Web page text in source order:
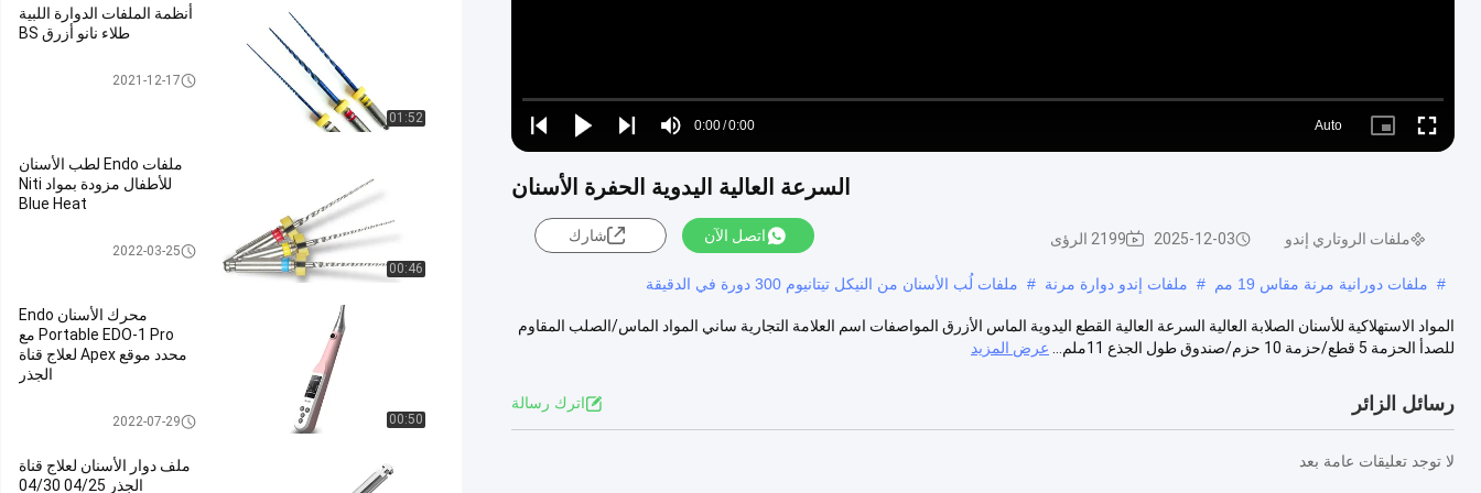
Play
Play
Play
Mute
Time
0:00/0:00
Loaded:
0%
Auto
Picture- Fullscreen
السرعة العالية اليدوية الحفرة الأسنان
ملفات الروتاري إندو 2025-12-03 2199 الرؤى اتصل الآن شارك
# ملفات دورانية مرنة مقاس 19 مم # ملفات إندو دوارة مرنة # ملفات لُب الأسنان من النيكل تيتانيوم 300 دورة في الدقيقة
المواد الاستهلاكية للأسنان الصلابة العالية السرعة العالية القطع اليدوية الماس الأزرق المواصفات اسم العلامة التجارية ساني المواد الماس/الصلب المقاوم
للصدأ الحزمة 5 قطع/حزمة 10 حزم/صندوق طول الجذع 11ملم...
عرض المزيد
رسائل الزائر اترك رسالة
لا توجد تعليقات عامة بعد
01:52
أنظمة الملفات الدوارة اللبية
طلاء نانو أزرق BS
ملفات الروتاري إندو2021-12-17
00:46
ملفات Endo لطب الأسنان
للأطفال مزودة بمواد Niti
Blue Heat
ملفات الروتاري إندو2022-03-25
00:50
محرك الأسنان Endo
Portable EDO-1 Pro مع
محدد موقع Apex لعلاج قناة
الجذر
ملفات الروتاري إندو2022-07-29
ملف دوار الأسنان لعلاج قناة
الجذر 04/25 04/30